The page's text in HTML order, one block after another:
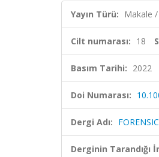
Yayın Türü: Makale /
Cilt numarası: 18
Basım Tarihi: 2022
Doi Numarası:
Dergi Adı:
Derginin Tarandığı